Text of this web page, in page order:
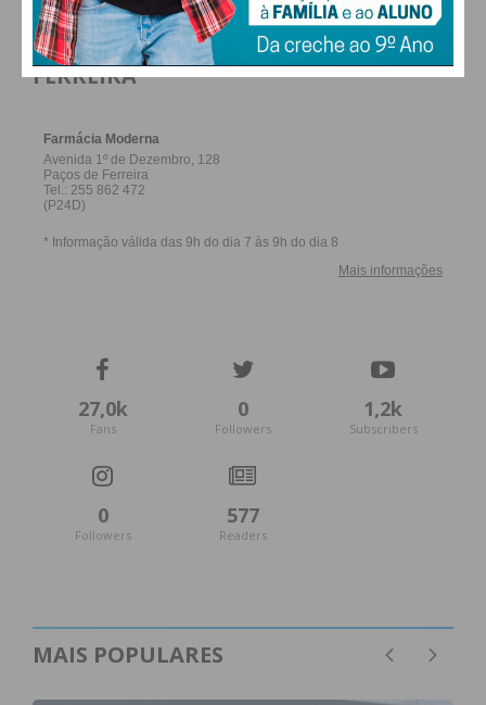
FARMACIAS DE SERVIÇO EM PAÇOS DE
FERREIRA
27,0k
Fans
0
Followers
1,2k
Subscribers
0
Followers
577
Readers
MAIS POPULARES